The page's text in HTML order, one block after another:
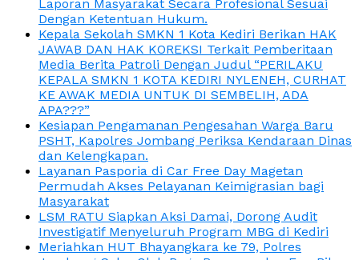
Laporan Masyarakat Secara Profesional Sesuai
Dengan Ketentuan Hukum.
Kepala Sekolah SMKN 1 Kota Kediri Berikan HAK
JAWAB DAN HAK KOREKSI Terkait Pemberitaan
Media Berita Patroli Dengan Judul “PERILAKU
KEPALA SMKN 1 KOTA KEDIRI NYLENEH, CURHAT
KE AWAK MEDIA UNTUK DI SEMBELIH, ADA
APA???”
Kesiapan Pengamanan Pengesahan Warga Baru
PSHT, Kapolres Jombang Periksa Kendaraan Dinas
dan Kelengkapan.
Layanan Pasporia di Car Free Day Magetan
Permudah Akses Pelayanan Keimigrasian bagi
Masyarakat
LSM RATU Siapkan Aksi Damai, Dorong Audit
Investigatif Menyeluruh Program MBG di Kediri
Meriahkan HUT Bhayangkara ke 79, Polres